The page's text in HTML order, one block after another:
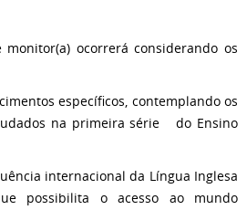
monitor(a) ocorrerá considerando os
específicos, contemplando os
na primeira série do Ensino
internacional da Língua Inglesa
possibilita o acesso ao mundo